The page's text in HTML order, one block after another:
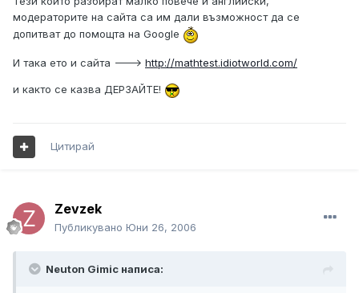
модераторите на сайта са им дали възможност да се
допитват до помощта на Google
И така ето и сайта ---> http://mathtest.idiotworld.com/
и както се казва ДЕРЗАЙТЕ!
Цитирай
Zevzek
Публикувано Юни 26, 2006
Neuton Gimic написа: